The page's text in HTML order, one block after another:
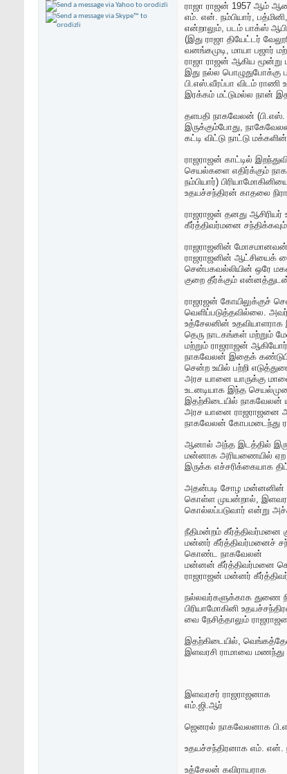
ராஜா ராஜன் 1957 ஆம்
எம். என். நம்பியார்,
என்றாலும், படம் பாக்ஸ்
(இது ராஜா தியேட்டர்
வனங்கமுடி, மாயா பஜார்
ராஜா ராஜன் ஆகிய மூன்று
இது நல்ல
பி.எஸ்.வீரப்பா விடம்
இரக்கம் மட்டுமல்ல நான்
தளபதி நாகவேலன்
இருக்கும்போது,
கட்டி விட்டு நாட்டு
ராஜராஜன் காட்டில்
செயல்களை எதிர்க்கும்
நம்பியார்)
உதயச்சந்திரன் காதலை
ராஜராஜன் தனது
கீர்த்திவர்மனை
ராஜராஜனின் மோசமானவன்
ராஜராஜனின் ஆட்சியைக்
சென்பகவல்லியின் ஒரே
குறை தீர்க்கும் என்னத்துடன்
ராஜரஜன் கோயிலுக்குச்
வெளிப்படுத்தவில்லை.
உத்சேலனின் உதவியாளராக
தெரு நாடகங்கள் மற்றும்
மற்றும் ராஜராஜன்
நாகவேலன் இதைக்
சென்ற உயில் பற்றி
அரச யானை யாருக்கு
உடனடியாக இந்த
இதற்கிடையில் நாகவேலன்
அரச யானை ராஜராஜனை
நாகவேலன் கோபமடைந்து
ஆனால் அந்த இடத்தில்
மன்னாக அரியணையில் ஏற
இருக்க எச்சரிக்கையாக
அதன்படி சோழ மன்னனின்
கொள்ள முயன்றால்,
கொல்லப்படுவார் என்று
நீதிமன்றம் கீர்த்திவர்மனை
மன்னர் கீர்த்திவர்மனைச்
கொண்ட நாகவேலன்
மன்னன் கீர்த்திவர்மனை
ராஜராஜன் மன்னர்
நல்லவர்களுக்காக துணை
பிரியாமோகினி
வை நேசித்தாலும்
இதற்கிடையில்,
இளவரசி ராமாவை மணந்து
இளவரசர் ராஜராஜனாக
எம்.ஜி.ஆர்
ஜெனரல் நாகவேலனாக
உதயச்சந்திரனாக எம். என்.
உத்சேலன் கவிராயராக